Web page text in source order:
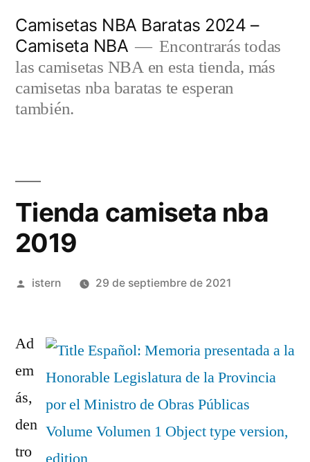
contenido
Camisetas NBA Baratas 2024 –
Camiseta NBA
Encontrarás todas
las camisetas NBA en esta tienda, más
camisetas nba baratas te esperan
también.
Tienda camiseta nba
2019
Publicado
istern 29 de septiembre de 2021
Ad
em
ás,
den
tro